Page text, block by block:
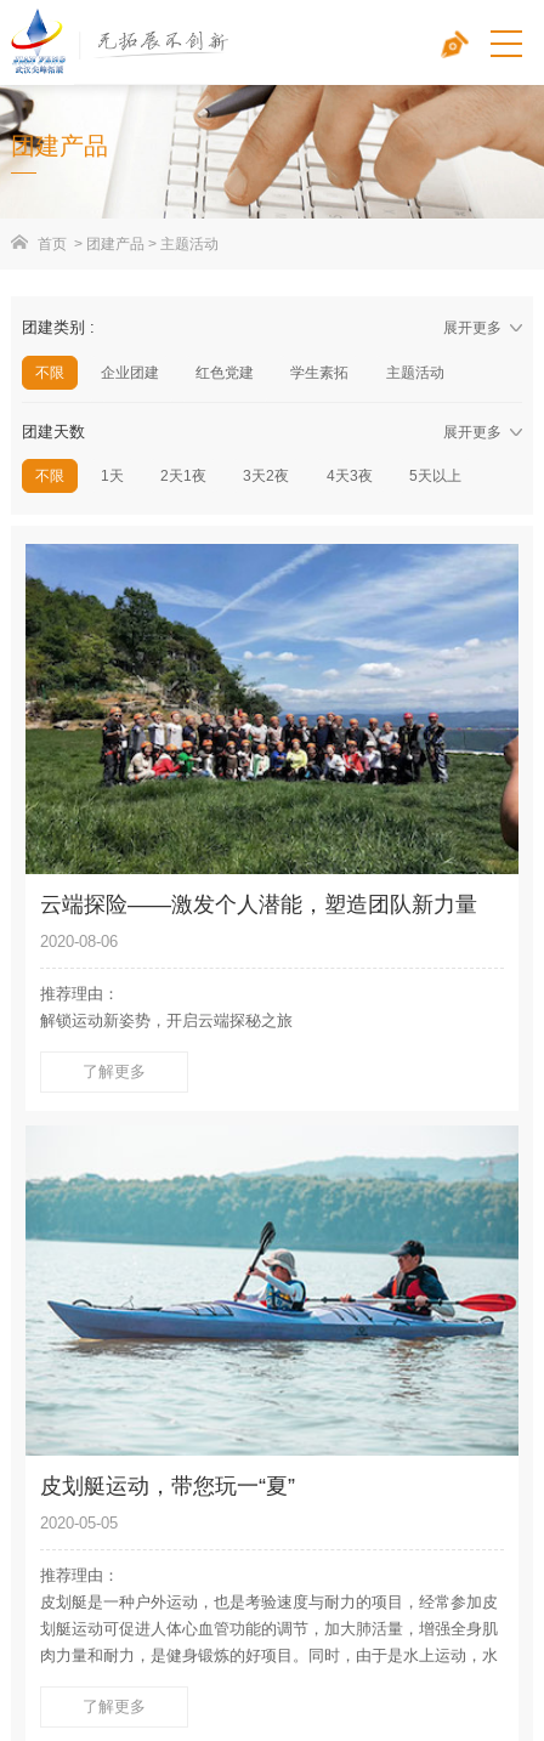
团建产品
首页> 团建产品 > 主题活动
团建类别 : 展开更多
不限 企业团建 红色党建 学生素拓 主题活动
团建天数
:/zhutihuodong_2.html?
mdd=&hdrs=&hdsj=&jgqj=1
展开更多
不限 1天 2天1夜 3天2夜 4天3夜 5天以上
云端探险——激发个人潜能，塑造团队新力量
2020-08-06
推荐理由：
解锁运动新姿势，开启云端探秘之旅
了解更多
皮划艇运动，带您玩一“夏”
2020-05-05
推荐理由：
皮划艇是一种户外运动，也是考验速度与耐力的项目，经常参加皮
划艇运动可促进人体心血管功能的调节，加大肺活量，增强全身肌
肉力量和耐力，是健身锻炼的好项目。同时，由于是水上运动，水
的益处。咨询电话：13476125882
了解更多